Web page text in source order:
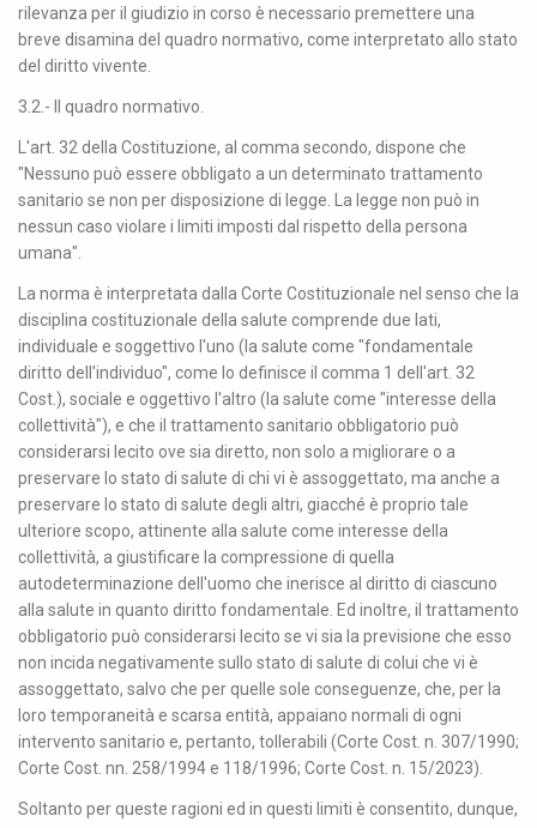
rilevanza per il giudizio in corso è necessario premettere una
breve disamina del quadro normativo, come interpretato allo stato
del diritto vivente.
3.2.- Il quadro normativo.
L'art. 32 della Costituzione, al comma secondo, dispone che
"Nessuno può essere obbligato a un determinato trattamento
sanitario se non per disposizione di legge. La legge non può in
nessun caso violare i limiti imposti dal rispetto della persona
umana".
La norma è interpretata dalla Corte Costituzionale nel senso che la
disciplina costituzionale della salute comprende due lati,
individuale e soggettivo l'uno (la salute come "fondamentale
diritto dell'individuo", come lo definisce il comma 1 dell'art. 32
Cost.), sociale e oggettivo l'altro (la salute come "interesse della
collettività"), e che il trattamento sanitario obbligatorio può
considerarsi lecito ove sia diretto, non solo a migliorare o a
preservare lo stato di salute di chi vi è assoggettato, ma anche a
preservare lo stato di salute degli altri, giacché è proprio tale
ulteriore scopo, attinente alla salute come interesse della
collettività, a giustificare la compressione di quella
autodeterminazione dell'uomo che inerisce al diritto di ciascuno
alla salute in quanto diritto fondamentale. Ed inoltre, il trattamento
obbligatorio può considerarsi lecito se vi sia la previsione che esso
non incida negativamente sullo stato di salute di colui che vi è
assoggettato, salvo che per quelle sole conseguenze, che, per la
loro temporaneità e scarsa entità, appaiano normali di ogni
intervento sanitario e, pertanto, tollerabili (Corte Cost. n. 307/1990;
Corte Cost. nn. 258/1994 e 118/1996; Corte Cost. n. 15/2023).
Soltanto per queste ragioni ed in questi limiti è consentito, dunque,